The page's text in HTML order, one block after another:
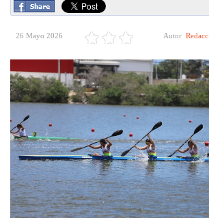
26 Mayo 2026 Autor